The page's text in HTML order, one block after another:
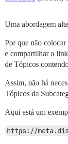
Uma abordagem
Por que não
e compartilhar o
de Tópicos
Assim, não há
Tópicos da
Aqui está um
https://